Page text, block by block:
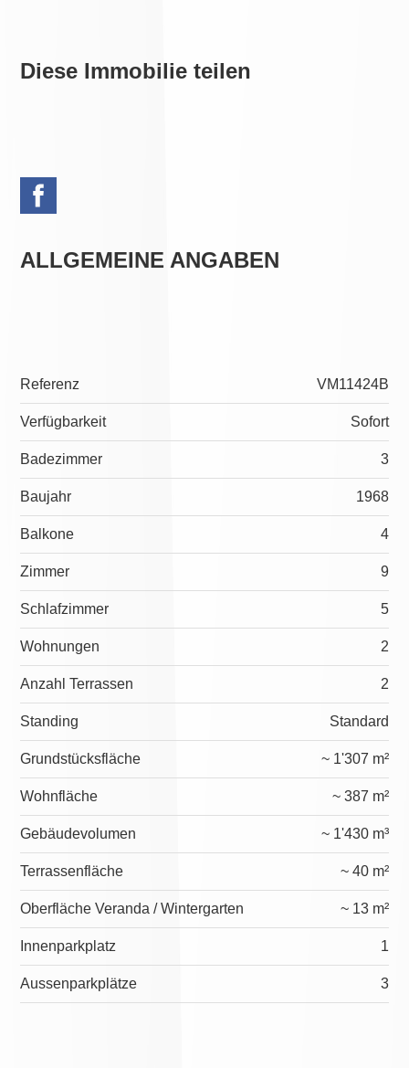
Diese Immobilie teilen
ALLGEMEINE ANGABEN
Referenz VM11424B
Verfügbarkeit Sofort
Badezimmer 3
Baujahr 1968
Balkone 4
Zimmer 9
Schlafzimmer 5
Wohnungen 2
Anzahl Terrassen 2
Standing Standard
Grundstücksfläche ~ 1'307 m²
Wohnfläche ~ 387 m²
Gebäudevolumen ~ 1'430 m³
Terrassenfläche ~ 40 m²
Oberfläche Veranda / Wintergarten ~ 13 m²
Innenparkplatz 1
Aussenparkplätze 3